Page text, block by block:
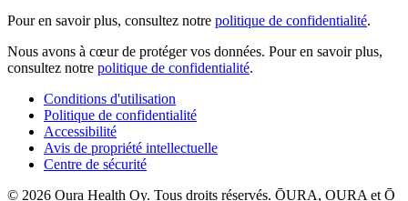
Pour en savoir plus, consultez notre politique de confidentialité.
Nous avons à cœur de protéger vos données. Pour en savoir plus,
consultez notre politique de confidentialité.
Conditions d'utilisation
Politique de confidentialité
Accessibilité
Avis de propriété intellectuelle
Centre de sécurité
© 2026 Oura Health Oy. Tous droits réservés. ŌURA, OURA et Ō